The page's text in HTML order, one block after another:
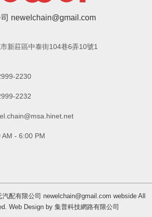
newelchain@gmail.com
新莊區中泰街104巷6弄10號1
2230
2232
AM - 6:00 PM
配有限公司 newelchain@gmail.com webside All
Web Design by 集普科技網路有限公司